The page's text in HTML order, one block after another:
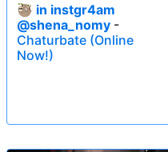
🦥 in instgr4am
@shena_nomy -
Chaturbate (Online
Now!)